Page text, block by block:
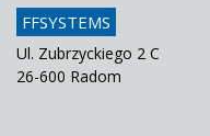
FFSYSTEMS
Ul. Zubrzyckiego 2 C
26-600 Radom